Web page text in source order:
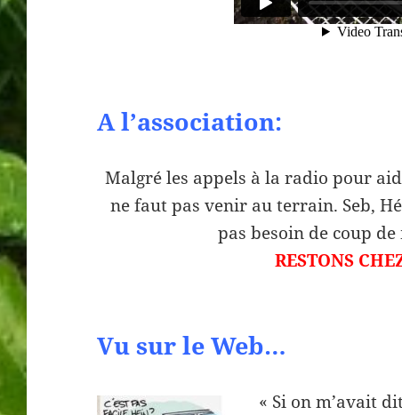
A l’association:
Malgré les appels à la radio pour
ne faut pas venir au terrain. Seb,
pas besoin de coup
RESTONS
Vu sur le Web…
« Si on m’avait